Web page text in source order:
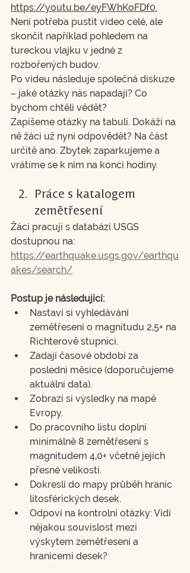
https://youtu.be/eyFWhKoFDf0.
Není potřeba pustit video celé, ale
skončit například pohledem na
tureckou vlajku v jedné z
rozbořených budov.
Po videu následuje společná diskuze
– jaké otázky nás napadají? Co
bychom chtěli vědět?
Zapíšeme otázky na tabuli. Dokáží na
ně žáci už nyní odpovědět? Na část
určitě ano. Zbytek zaparkujeme a
vrátíme se k nim na konci hodiny.
Práce s katalogem
zemětřesení
Žáci pracují s databází USGS
dostupnou na:
https://earthquake.usgs.gov/earthqu
akes/search/
Postup je následující:
Nastaví si vyhledávání
zemětřesení o magnitudu 2,5+ na
Richterově stupnici.
Zadají časové období za
poslední měsíce (doporučujeme
aktuální data).
Zobrazí si výsledky na mapě
Evropy.
Do pracovního listu doplní
minimálně 8 zemětřesení s
magnitudem 4,0+ včetně jejich
přesné velikosti.
Dokreslí do mapy průběh hranic
litosférických desek.
Odpoví na kontrolní otázky: Vidí
nějakou souvislost mezi
výskytem zemětřesení a
hranicemi desek?